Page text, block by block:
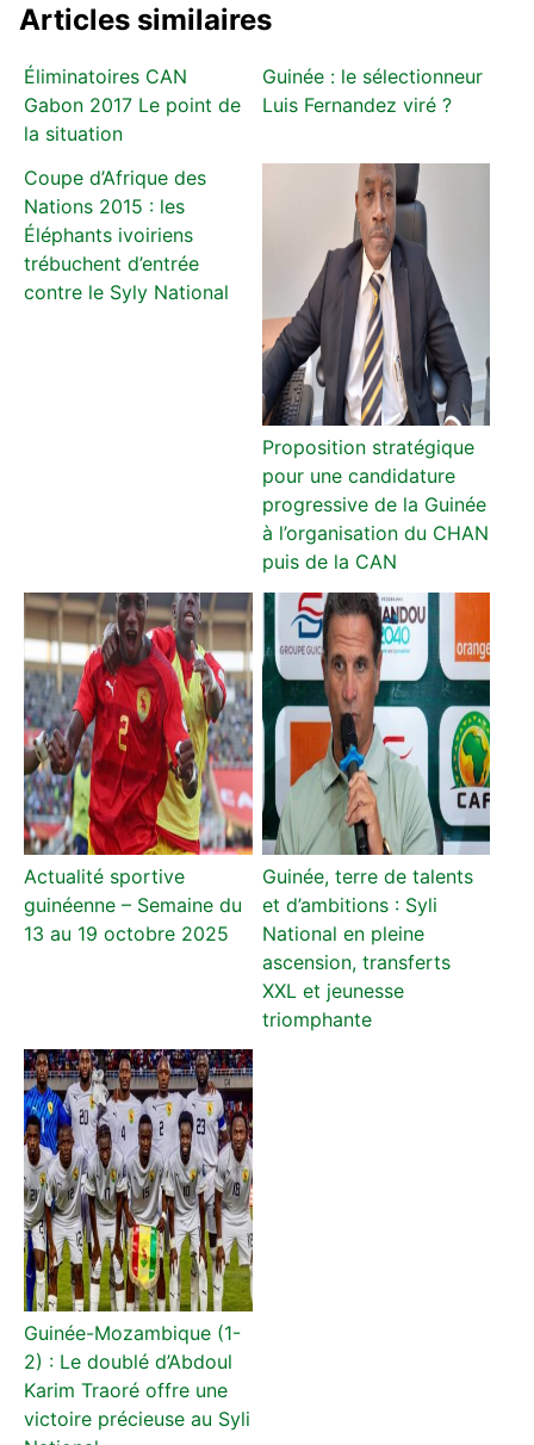
Articles similaires
Éliminatoires CAN
Gabon 2017 Le point de
la situation
Guinée : le sélectionneur
Luis Fernandez viré ?
Coupe d’Afrique des
Nations 2015 : les
Éléphants ivoiriens
trébuchent d’entrée
contre le Syly National
Proposition stratégique
pour une candidature
progressive de la Guinée
à l’organisation du CHAN
puis de la CAN
Actualité sportive
guinéenne – Semaine du
13 au 19 octobre 2025
Guinée, terre de talents
et d’ambitions : Syli
National en pleine
ascension, transferts
XXL et jeunesse
triomphante
Guinée-Mozambique (1-
2) : Le doublé d’Abdoul
Karim Traoré offre une
victoire précieuse au Syli